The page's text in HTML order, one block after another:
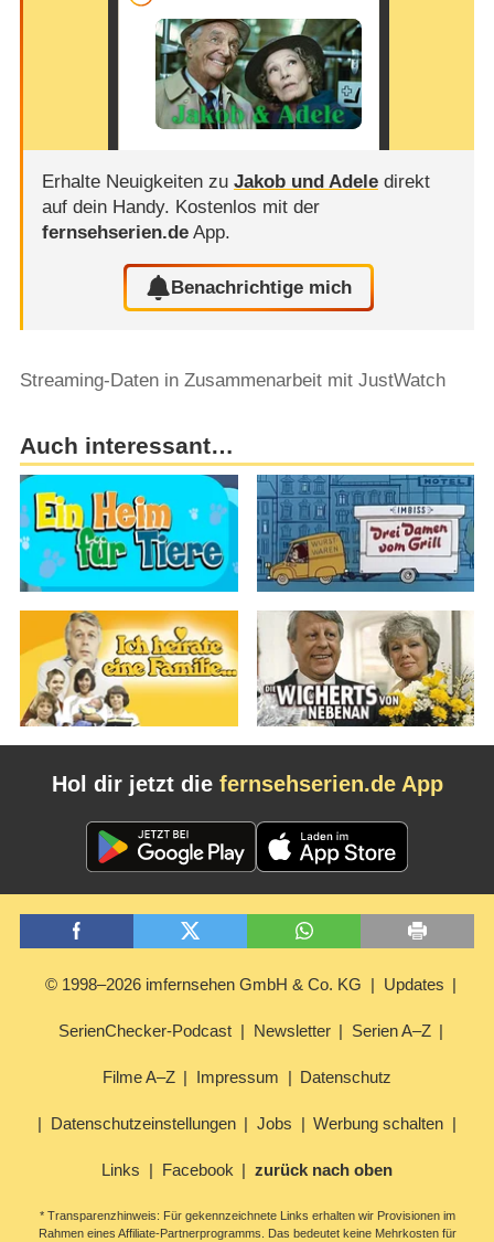
Erhalte Neuigkeiten zu Jakob und Adeledirekt
auf dein Handy. Kostenlos mit der
fernsehserien.deApp.
Benachrichtige mich
Streaming-Daten in Zusammenarbeit mit JustWatch
Auch interessant…
Hol dir jetzt die fernsehserien.de App
© 1998–2026 imfernsehen GmbH & Co. KG Updates
SerienChecker-Podcast Newsletter Serien A–Z
Filme A–Z Impressum Datenschutz
Datenschutzeinstellungen Jobs Werbung schalten
Links Facebook zurück nach oben
* Transparenzhinweis: Für gekennzeichnete Links erhalten wir Provisionen im
Rahmen eines Affiliate-Partnerprogramms. Das bedeutet keine Mehrkosten für